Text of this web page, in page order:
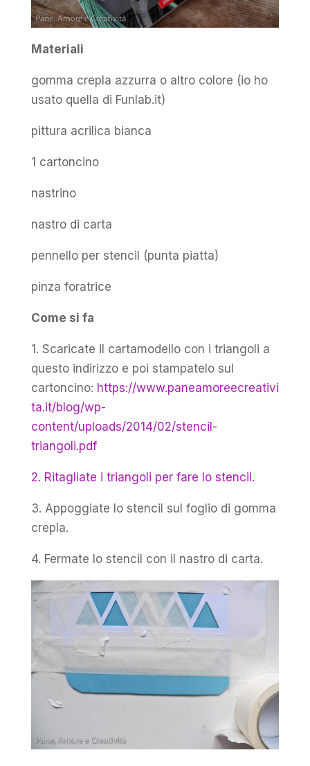
Materiali
gomma crepla azzurra o altro colore (io ho
usato quella di Funlab.it)
pittura acrilica bianca
1 cartoncino
nastrino
nastro di carta
pennello per stencil (punta piatta)
pinza foratrice
Come si fa
1. Scaricate il cartamodello con i triangoli a
questo indirizzo e poi stampatelo sul
cartoncino: https://www.paneamoreecreativi
ta.it/blog/wp-
content/uploads/2014/02/stencil-
triangoli.pdf
2. Ritagliate i triangoli per fare lo stencil.
3. Appoggiate lo stencil sul foglio di gomma
crepla.
4. Fermate lo stencil con il nastro di carta.